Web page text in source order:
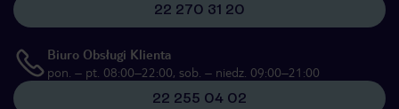
22 270 31 20
Biuro Obsługi Klienta
pon. – pt. 08:00–22:00, sob. – niedz. 09:00–21:00
22 255 04 02